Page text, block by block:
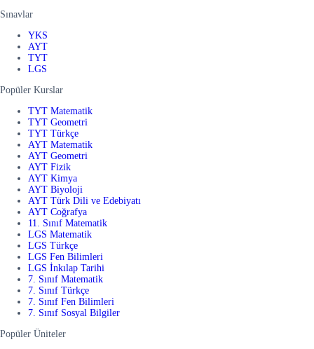
Sınavlar
YKS
AYT
TYT
LGS
Popüler Kurslar
TYT Matematik
TYT Geometri
TYT Türkçe
AYT Matematik
AYT Geometri
AYT Fizik
AYT Kimya
AYT Biyoloji
AYT Türk Dili ve Edebiyatı
AYT Coğrafya
11. Sınıf Matematik
LGS Matematik
LGS Türkçe
LGS Fen Bilimleri
LGS İnkılap Tarihi
7. Sınıf Matematik
7. Sınıf Türkçe
7. Sınıf Fen Bilimleri
7. Sınıf Sosyal Bilgiler
Popüler Üniteler